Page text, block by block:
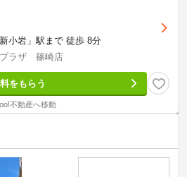
小岩」駅まで 徒歩 8分
プラザ 篠崎店
をもらう
不動産へ移動